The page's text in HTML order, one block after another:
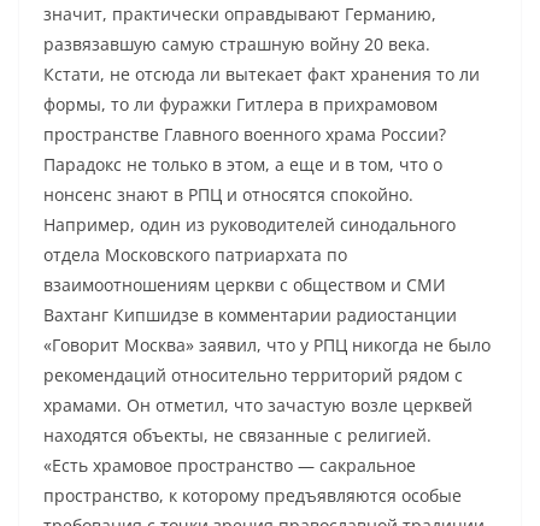
значит, практически оправдывают Германию,
развязавшую самую страшную войну 20 века.
Кстати, не отсюда ли вытекает факт хранения то ли
формы, то ли фуражки Гитлера в прихрамовом
пространстве Главного военного храма России?
Парадокс не только в этом, а еще и в том, что о
нонсенс знают в РПЦ и относятся спокойно.
Например, один из руководителей синодального
отдела Московского патриархата по
взаимоотношениям церкви с обществом и СМИ
Вахтанг Кипшидзе в комментарии радиостанции
«Говорит Москва» заявил, что у РПЦ никогда не было
рекомендаций относительно территорий рядом с
храмами. Он отметил, что зачастую возле церквей
находятся объекты, не связанные с религией.
«Есть храмовое пространство — сакральное
пространство, к которому предъявляются особые